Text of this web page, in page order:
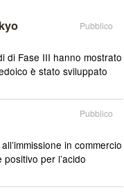
Pubblico
di Fase III hanno mostrato
è stato sviluppato
Pubblico
in commercio
per l’acido